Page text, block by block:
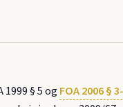
§ 5 ogFOA 2006 §